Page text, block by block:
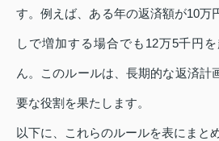
す。例えば、ある年の返済額が10万
しで増加する場合でも12万5千円
ん。このルールは、長期的な返済計
要な役割を果たします。
以下に、これらのルールを表にまと